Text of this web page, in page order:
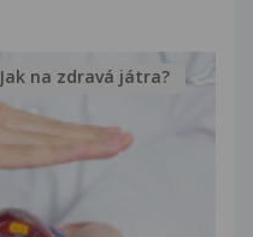
Jak na zdravá játra?